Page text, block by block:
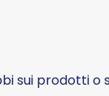
sui prodotti o